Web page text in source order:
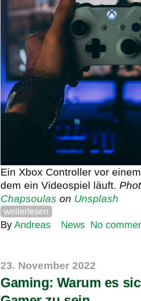
Ein Xbox Controller vor
dem ein Videospiel läuft.
Chapsoulas on Unsplash
weiterlesen
By Andreas News No
23. November 2022
Gaming: Warum es